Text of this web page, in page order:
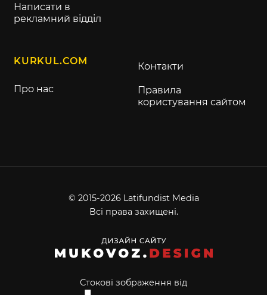
Написати в
рекламний відділ
KURKUL.COM
Про нас
Контакти
Правила
користування сайтом
© 2015-2026 Latifundist Media
Всі права захищені.
Стокові зображення від